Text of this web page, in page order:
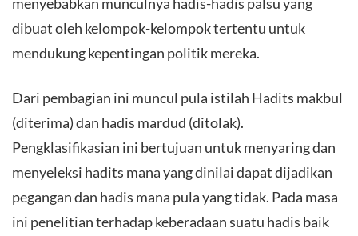
dibuat oleh kelompok-kelompok tertentu untuk
mendukung kepentingan politik mereka.
Dari pembagian ini muncul pula istilah Hadits makbul
(diterima) dan hadis mardud (ditolak).
Pengklasifikasian ini bertujuan untuk menyaring dan
menyeleksi hadits mana yang dinilai dapat dijadikan
pegangan dan hadis mana pula yang tidak. Pada masa
ini penelitian terhadap keberadaan suatu hadis baik